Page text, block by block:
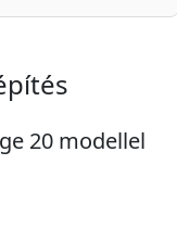
20 modellel